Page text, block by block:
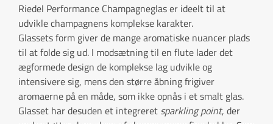
Riedel Performance Champagneglas er ideelt til at
udvikle champagnens komplekse karakter.
Glassets form giver de mange aromatiske nuancer plads
til at folde sig ud. I modsætning til en flute lader det
ægformede design de komplekse lag udvikle og
intensivere sig, mens den større åbning frigiver
aromaerne på en måde, som ikke opnås i et smalt glas.
Glasset har desuden et integreret sparkling point, der